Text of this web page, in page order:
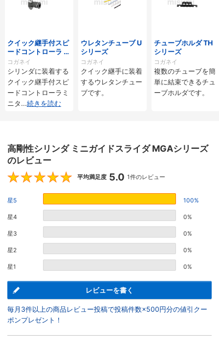
クイック継手付スピ
ードコントローラ ス
タンダードタイプ S
C□-M・SS□-Mシ
リーズ
コガネイ
シリンダに装着する
クイック継手付スピ
ードコントローラミ
ニタ...続きを読む
ウレタンチューブ U
シリーズ
コガネイ
クイック継手に装着
するウレタンチュー
ブです。
チューブホルダ TH
シリーズ
コガネイ
複数のチューブを簡
単に結束できるチュ
ーブホルダです。
高剛性シリンダ ミニガイドスライダ MGAシリーズ
のレビュー
5
平均満足度 5.0 1件のレビュー
星5 100%
星4 0%
星3 0%
星2 0%
星1 0%
レビューを書く
毎月3件以上の商品レビュー投稿で投稿件数×500円分の値引クー
ポンプレゼント！